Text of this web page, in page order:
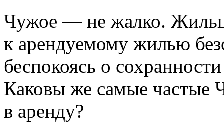
Чужое — не жалко.
к арендуемому жилью
беспокоясь о
Каковы же самые частые
в аренду?